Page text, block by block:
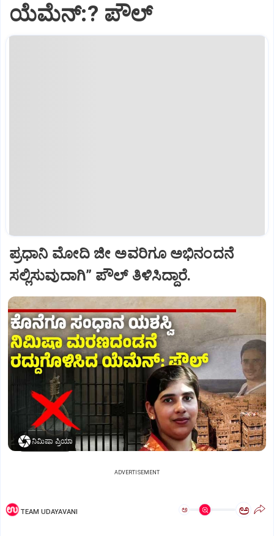
ಯೆಮೆನ್:? ಪೌಲ್
ಪ್ರಧಾನಿ ಮೋದಿ ಜೀ ಅವರಿಗೂ ಅಭಿನಂದನೆ
ಸಲ್ಲಿಸುವುದಾಗಿ” ಪೌಲ್‌ ತಿಳಿಸಿದ್ದಾರೆ.
ನಿಮಿಷಾ ಪ್ರಿಯಾ
ADVERTISEMENT
TEAM UDAYAVANI ಅ ಅ